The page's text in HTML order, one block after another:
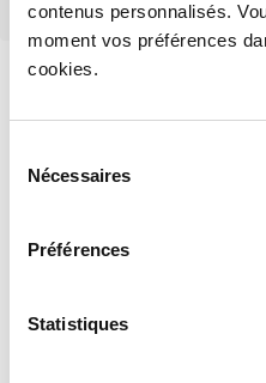
contenus personnalisés.
moment vos préférences
cookies.
Nécessaires
Préférences
Statistiques